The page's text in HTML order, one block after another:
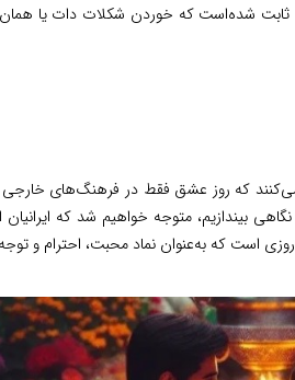
ثابت شده‌است که خوردن شکلات دات یا
که روز عشق فقط در فرهنگ‌های خارجی
بیندازیم، متوجه خواهیم شد که
است که به‌عنوان نماد محبت، احترام و